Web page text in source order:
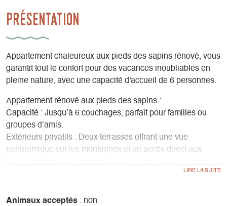
Présentation
Appartement chaleureux aux pieds des sapins rénové, vous
garantit tout le confort pour des vacances inoubliables en
pleine nature, avec une capacité d'accueil de 6 personnes.
Appartement rénové aux pieds des sapins :
Capacité : Jusqu’à 6 couchages, parfait pour familles ou
groupes d’amis.
Extérieurs privatifs : Deux terrasses offrant une vue
panoramique sur les montagnes et un accès direct aux
sentiers et forêts environnants.
Salon et Cuisine équipée : lave-vaisselle, appareils à
Animaux acceptés : non